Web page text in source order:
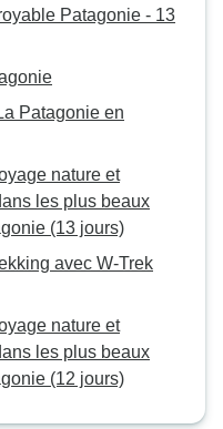
Patagonie - 13
Patagonie en
nature et
les plus beaux
(13 jours)
avec W-Trek
nature et
les plus beaux
(12 jours)